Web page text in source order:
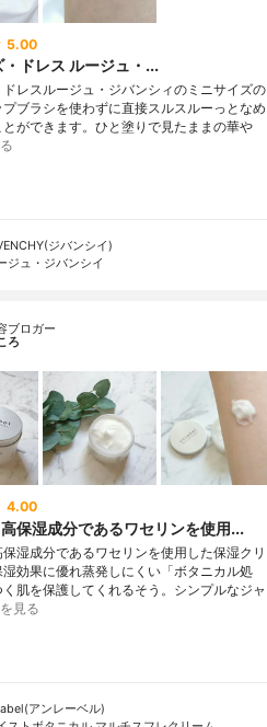
5.00
ドレス ルージュ・...
レスルージュ・ジバンシィのミニサイズの
プブラシを使わずに直接スルスルーっとなめ
とができます。ひと塗りで見たままの華や
ジバンシイ)
ジュ・ジバンシイ
ブロガー
ろ
4.00
保湿成分であるワセリンを使用...
湿成分であるワセリンを使用した保湿クリ
湿効果に優れ蒸発しにくい「ボタニカル処
肌を保護してくれるそう。シンプルなジャ
見る
アンレーベル)